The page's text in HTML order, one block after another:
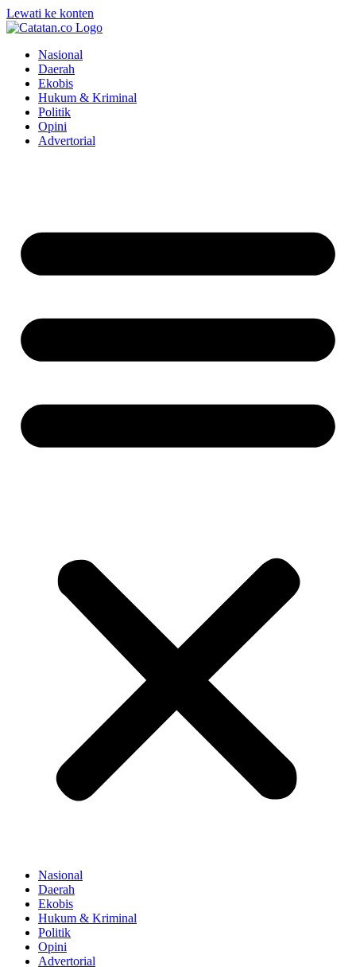
Lewati ke konten
Nasional
Daerah
Ekobis
Hukum & Kriminal
Politik
Opini
Advertorial
Nasional
Daerah
Ekobis
Hukum & Kriminal
Politik
Opini
Advertorial